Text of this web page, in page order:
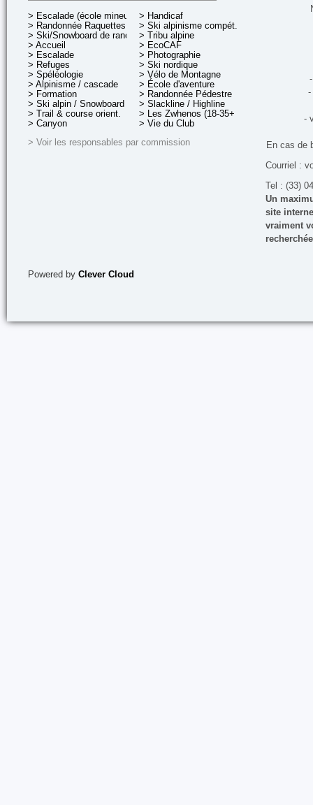
> Escalade (école mineurs)
> Randonnée Raquettes
> Ski/Snowboard de rando.
> Accueil
> Escalade
> Refuges
> Spéléologie
> Alpinisme / cascade
> Formation
> Ski alpin / Snowboard
> Trail & course orient.
> Canyon
> Handicaf
> Ski alpinisme compét.
> Tribu alpine
> EcoCAF
> Photographie
> Ski nordique
> Vélo de Montagne
> École d'aventure
> Randonnée Pédestre
> Slackline / Highline
> Les Zwhenos (18-35+ ans)
> Vie du Club
> Voir les responsables par commission
-
-
En cas de
Courriel :
Tel : (33)
Un
site
vraiment
Powered by Clever Cloud